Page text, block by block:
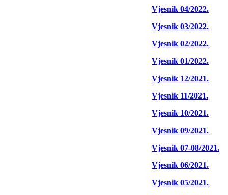
Vjesnik 04/2022.
Vjesnik 03/2022.
Vjesnik 02/2022.
Vjesnik 01/2022.
Vjesnik 12/2021.
Vjesnik 11/2021.
Vjesnik 10/2021.
Vjesnik 09/2021.
Vjesnik 07-08/2021.
Vjesnik 06/2021.
Vjesnik 05/2021.